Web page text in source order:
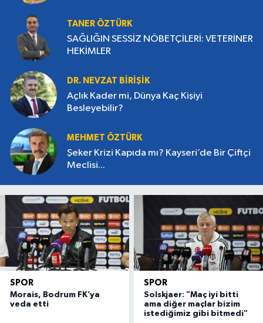
TANER ÖZTÜRK
SAĞLIĞIN SESSİZ NÖBETÇİLERİ: VETERİNER
HEKİMLER
DR. NEVZAT BİRİŞİK
Açlık Kader mi, Dünya Kaç Kişiyi
Besleyebilir?
MEHMET ÖZTÜRK
Şeker Krizi Kapıda mı? Kayseri’de Bir Çiftçi
Meclisi...
SPOR
Morais, Bodrum FK’ya
veda etti
SPOR
Solskjaer: "Maç iyi bitti
ama diğer maçlar bizim
istediğimiz gibi bitmedi"